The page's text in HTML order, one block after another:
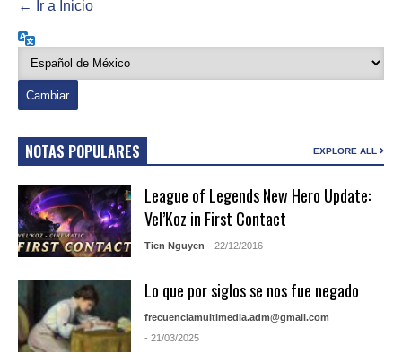
← Ir a Inicio
NOTAS POPULARES EXPLORE ALL
League of Legends New Hero Update:
Vel’Koz in First Contact
Tien Nguyen - 22/12/2016
Lo que por siglos se nos fue negado
frecuenciamultimedia.adm@gmail.com
- 21/03/2025